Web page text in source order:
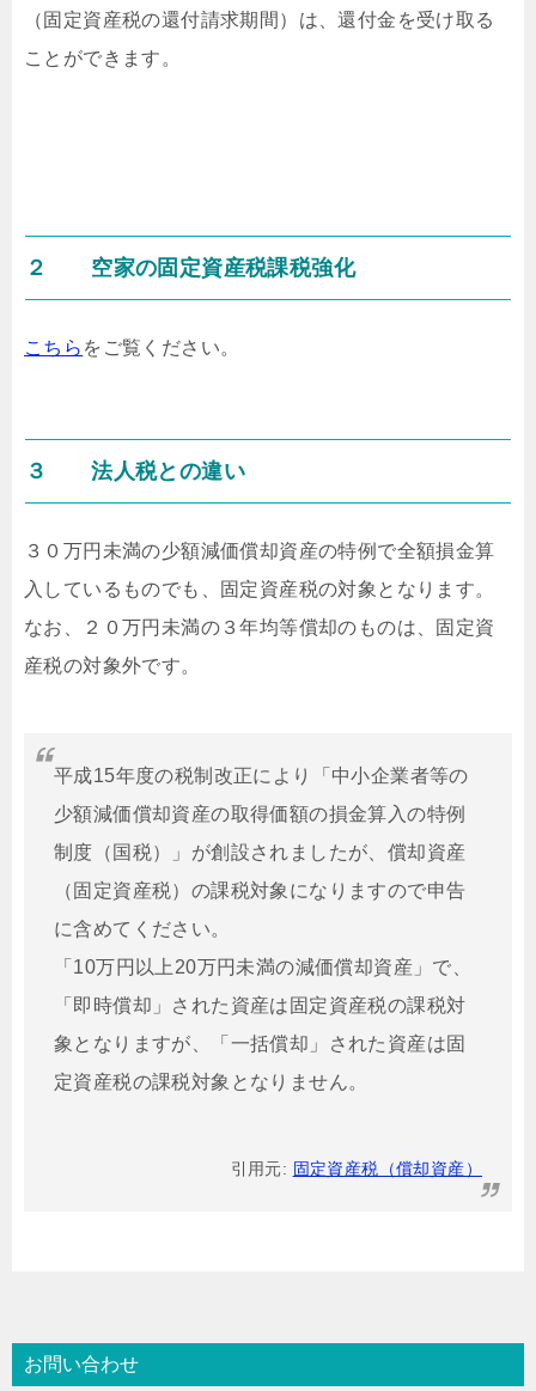
（固定資産税の還付請求期間）は、還付金を受け取る
ことができます。
２ 空家の固定資産税課税強化
こちら をご覧ください。
３ 法人税との違い
３０万円未満の少額減価償却資産の特例で全額損金算
入しているものでも、固定資産税の対象となります。
なお、２０万円未満の３年均等償却のものは、固定資
産税の対象外です。
平成15年度の税制改正により「中小企業者等の
少額減価償却資産の取得価額の損金算入の特例
制度（国税）」が創設されましたが、償却資産
（固定資産税）の課税対象になりますので申告
に含めてください。
「10万円以上20万円未満の減価償却資産」で、
「即時償却」された資産は固定資産税の課税対
象となりますが、「一括償却」された資産は固
定資産税の課税対象となりません。
引用元: 固定資産税（償却資産）
お問い合わせ